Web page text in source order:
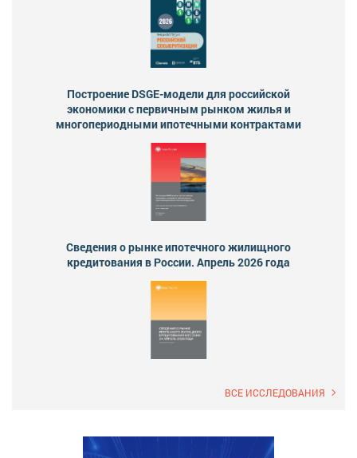
Построение DSGE-модели для российской
экономики с первичным рынком жилья и
многопериодными ипотечными контрактами
Сведения о рынке ипотечного жилищного
кредитования в России. Апрель 2026 года
ВСЕ ИССЛЕДОВАНИЯ